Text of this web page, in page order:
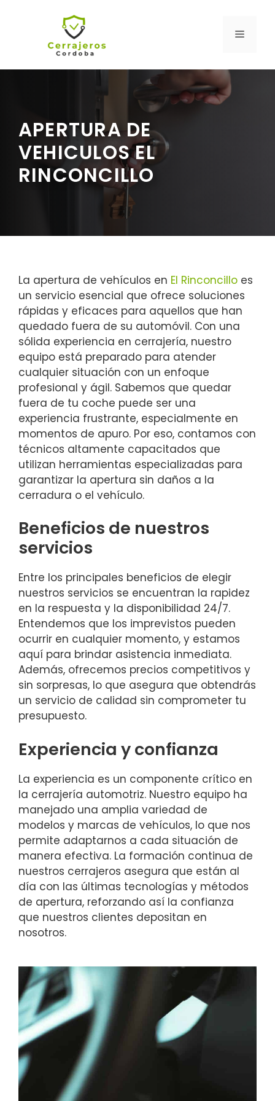
MENÚ
APERTURA DE
VEHICULOS EL
RINCONCILLO
La apertura de vehículos en El Rinconcillo es
un servicio esencial que ofrece soluciones
rápidas y eficaces para aquellos que han
quedado fuera de su automóvil. Con una
sólida experiencia en cerrajería, nuestro
equipo está preparado para atender
cualquier situación con un enfoque
profesional y ágil. Sabemos que quedar
fuera de tu coche puede ser una
experiencia frustrante, especialmente en
momentos de apuro. Por eso, contamos con
técnicos altamente capacitados que
utilizan herramientas especializadas para
garantizar la apertura sin daños a la
cerradura o el vehículo.
Beneficios de nuestros
servicios
Entre los principales beneficios de elegir
nuestros servicios se encuentran la rapidez
en la respuesta y la disponibilidad 24/7.
Entendemos que los imprevistos pueden
ocurrir en cualquier momento, y estamos
aquí para brindar asistencia inmediata.
Además, ofrecemos precios competitivos y
sin sorpresas, lo que asegura que obtendrás
un servicio de calidad sin comprometer tu
presupuesto.
Experiencia y confianza
La experiencia es un componente crítico en
la cerrajería automotriz. Nuestro equipo ha
manejado una amplia variedad de
modelos y marcas de vehículos, lo que nos
permite adaptarnos a cada situación de
manera efectiva. La formación continua de
nuestros cerrajeros asegura que están al
día con las últimas tecnologías y métodos
de apertura, reforzando así la confianza
que nuestros clientes depositan en
nosotros.